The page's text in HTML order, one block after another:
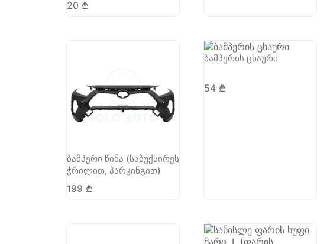
20 ₾
ბამპერი წინა (საბუქსირეს
ჭრილით, პარკინგით)
199 ₾
ბამპერის ცხაური
54 ₾